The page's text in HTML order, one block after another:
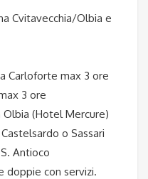
Cvitavecchia/Olbia e
Carloforte max 3 ore
3 ore
(Hotel Mercure)
o Sassari
Antioco
doppie con servizi.